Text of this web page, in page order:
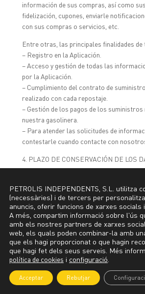
información de sus compras, así como
fidelización, cupones, enviarle
con sus compras o servicios, etc.
Entre otras, las principales finalidades
– Registro en la Aplicación.
– Acceso y gestión de todas las
por la Aplicación.
– Cumplimiento del contrato de
realizado con cada repostaje.
– Gestión de los pagos de los suministros
nuestra gasolinera.
– Para atender las solicitudes de
contestarle cuando contacte con
4. PLAZO DE CONSERVACIÓN DE LOS
exclusivamente durante el tiempo
finalidades para las que se hayan
momento.
Por eso sus datos se conservarán el
el cumplimiento de las obligaciones
inscrito en nuestra Aplicación, durante la
relación comercial o hasta que solicite la
datos.
Una vez transcurrido el tiempo de
PETROLIS INDEPENDENTS, S.L. utilitza
(necessàries) i de tercers per
anuncis, oferir funcions de xarxes socials
A més, compartim informació sobre l'ús
amb els nostres partners de xarxes
web, els quals poden combinar-la amb
que els hagi proporcionat o que hagin
que hagi fet dels seus serveis. Més
política de cookies i configuració
Acceptar Rebutjar